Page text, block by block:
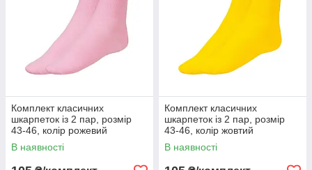
Комплект класичних
шкарпеток із 2 пар, розмір
43-46, колір рожевий
В наявності
Комплект класичних
шкарпеток із 2 пар, розмір
43-46, колір жовтий
В наявності